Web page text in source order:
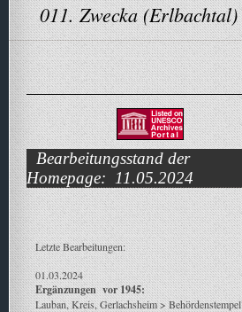
011. Zwecka (Erlbachtal)
Bearbeitungsstand der
Homepage: 11.05.2024
Letzte Bearbeitungen:
01.03.2024
Ergänzungen vor 1945:
Lauban, Kreis, Gerlachsheim > Behördenstempel